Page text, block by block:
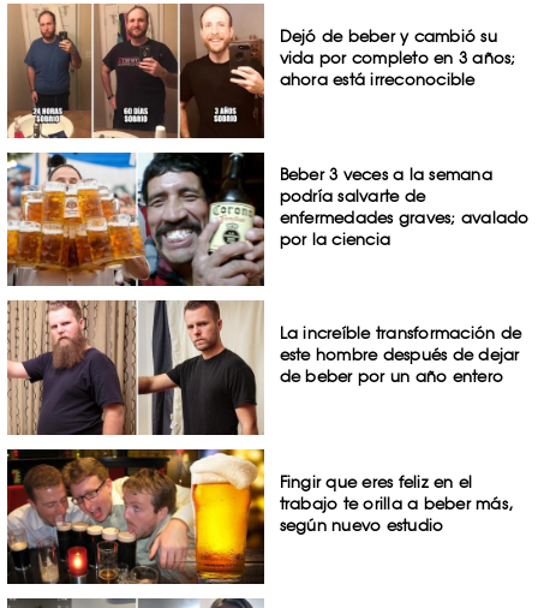
Dejó de beber y cambió su
vida por completo en 3 años;
ahora está irreconocible
Beber 3 veces a la semana
podría salvarte de
enfermedades graves; avalado
por la ciencia
La increíble transformación de
este hombre después de dejar
de beber por un año entero
Fingir que eres feliz en el
trabajo te orilla a beber más,
según nuevo estudio